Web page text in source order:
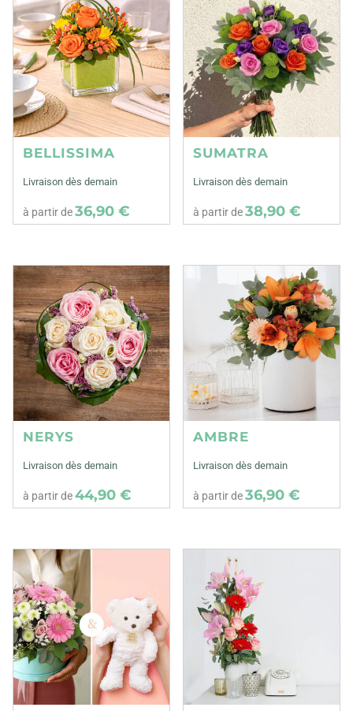
BELLISSIMA
Livraison dès demain
à partir de36,90 €
SUMATRA
Livraison dès demain
à partir de38,90 €
NERYS
Livraison dès demain
à partir de44,90 €
AMBRE
Livraison dès demain
à partir de36,90 €